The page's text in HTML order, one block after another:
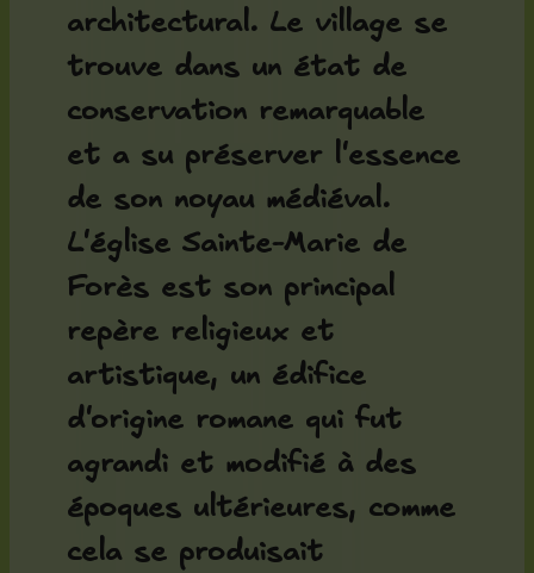
architectural. Le village se
trouve dans un état de
conservation remarquable
et a su préserver l'essence
de son noyau médiéval.
L'église Sainte-Marie de
Forès est son principal
repère religieux et
artistique, un édifice
d'origine romane qui fut
agrandi et modifié à des
époques ultérieures, comme
cela se produisait